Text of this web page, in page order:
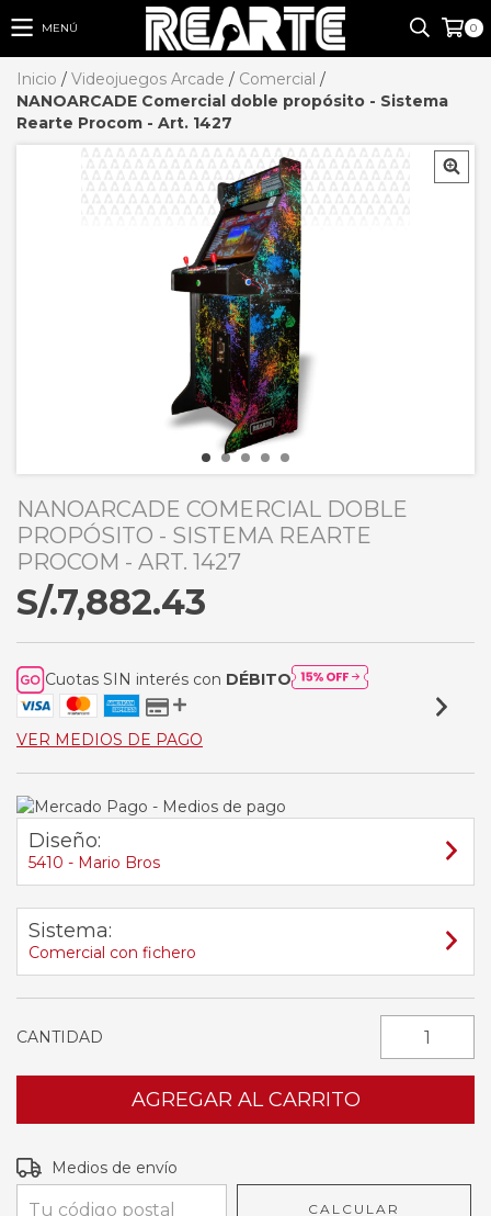
MENÚ 0
Inicio / Videojuegos Arcade / Comercial /
NANOARCADE Comercial doble propósito - Sistema
Rearte Procom - Art. 1427
NANOARCADE COMERCIAL DOBLE
PROPÓSITO - SISTEMA REARTE
PROCOM - ART. 1427
S/.7,882.43
Cuotas SIN interés con DÉBITO
VER MEDIOS DE PAGO
Diseño:
5410 - Mario Bros
Sistema:
Comercial con fichero
CANTIDAD
Entregas para el CP:
Medios de envío
CALCULAR